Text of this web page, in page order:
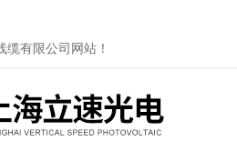
有限公司网站！